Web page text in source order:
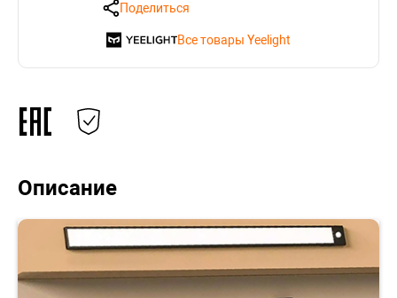
Поделиться
Все товары Yeelight
Описание